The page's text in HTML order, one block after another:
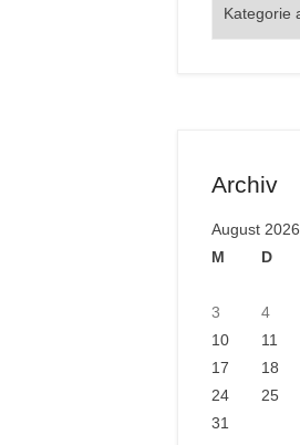
Archiv
August 2026
M
D
3
4
10
11
17
18
24
25
31